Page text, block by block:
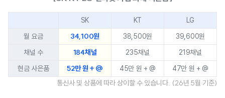
SK KT
LG
월 요금
34,100원 38,500원
39,600원
채널 수
184채널 235채널
219채널
현금 사은품
52만 원 + @ 45만 원 + @ 47만 원 + @
통신사 및 상품에 따라 상이할 수 있습니다. (26년 5월 기준)